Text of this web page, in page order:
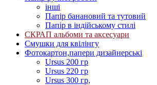
інші
Папір банановий та тутовий
Папір в індійському стилі
СКРАП альбоми та аксесуари
Смушки для квілінгу
Фотокартон,папери дизайнерські
Ursus 200 гр
Ursus 220 гр
Ursus 300 гр,